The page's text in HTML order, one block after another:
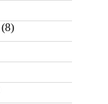
(8)